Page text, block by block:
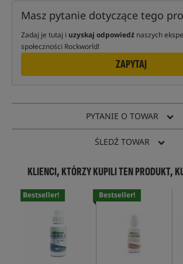
Masz pytanie dotyczące tego
Zadaj je tutaj i uzyskaj odpowiedź naszych
społeczności Rockworld!
ZAPYTAJ
PYTANIE O TOWAR
ŚLEDŹ TOWAR
KLIENCI, KTÓRZY KUPILI TEN PRODUKT,
Bestseller! Bestseller!